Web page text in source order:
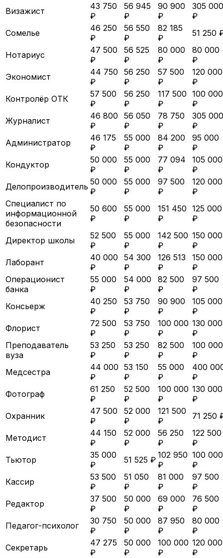
Визажист
43 750
₽
56 945
₽
90 900
₽
305 000
₽
Сомелье
46 250
₽
56 550
₽
82 185
₽
51 250
Нотариус
47 500
₽
56 525
₽
80 000
₽
80 000
₽
Экономист
44 750
₽
56 250
₽
57 500
₽
120 000
₽
Контролёр ОТК
57 500
₽
56 250
₽
117 500
₽
100 000
₽
Журналист
46 800
₽
56 050
₽
78 750
₽
305 000
₽
Администратор
46 175
₽
55 000
₽
84 200
₽
95 000
₽
Кондуктор
50 000
₽
55 000
₽
77 094
₽
105 000
₽
Делопроизводитель 50 000
₽
55 000
₽
97 500
₽
120 000
₽
Специалист по
информационной
безопасности
50 600
₽
55 000
₽
151 450
₽
125 000
₽
Директор школы
52 500
₽
55 000
₽
142 500
₽
150 000
₽
Лаборант
40 000
₽
54 300
₽
126 513
₽
150 000
₽
Операционист
банка
55 000
₽
54 000
₽
82 500
₽
97 500
₽
Консьерж
40 250
₽
53 750
₽
90 900
₽
105 000
₽
Флорист
72 500
₽
53 750
₽
100 000
₽
130 000
₽
Преподаватель
вуза
53 250
₽
53 250
₽
82 500
₽
100 000
₽
Медсестра
44 000
₽
53 150
₽
55 000
₽
400
₽
Фотограф
61 250
₽
52 500
₽
100 000
₽
130 000
₽
Охранник
47 500
₽
52 000
₽
121 500
₽
71 250
Методист
44 150
₽
52 000
₽
56 250
₽
122 500
₽
Тьютор
35 000
₽
51 525 ₽ 102 950
₽
100 000
₽
Кассир
53 500
₽
51 050
₽
81 000
₽
97 500
₽
Редактор
37 500
₽
50 000
₽
69 000
₽
76 500
₽
Педагог-психолог
30 750
₽
50 000
₽
87 950
₽
80 000
₽
Секретарь
47 275
₽
50 000
₽
100 000
₽
120 000
₽